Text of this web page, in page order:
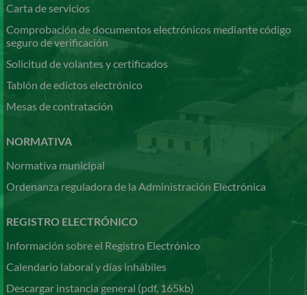
Carta de servicios
Comprobación de documentos electrónicos mediante código
seguro de verificación
Solicitud de volantes y certificados
Tablón de edictos electrónico
Mesas de contratación
NORMATIVA
Normativa municipal
Ordenanza reguladora de la Administración Electrónica
REGISTRO ELECTRÓNICO
Información sobre el Registro Electrónico
Calendario laboral y días inhábiles
Descargar instancia general (pdf, 165kb)